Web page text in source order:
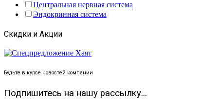
Центральная нервная система
Эндокринная система
Скидки и Акции
Будьте в курсе новостей компании
Подпишитесь на нашу рассылку...